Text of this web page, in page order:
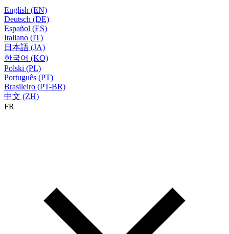
English (EN)
Deutsch (DE)
Español (ES)
Italiano (IT)
日本語 (JA)
한국어 (KO)
Polski (PL)
Português (PT)
Brasileiro (PT-BR)
中文 (ZH)
FR